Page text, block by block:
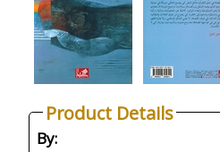
Product Details
By: